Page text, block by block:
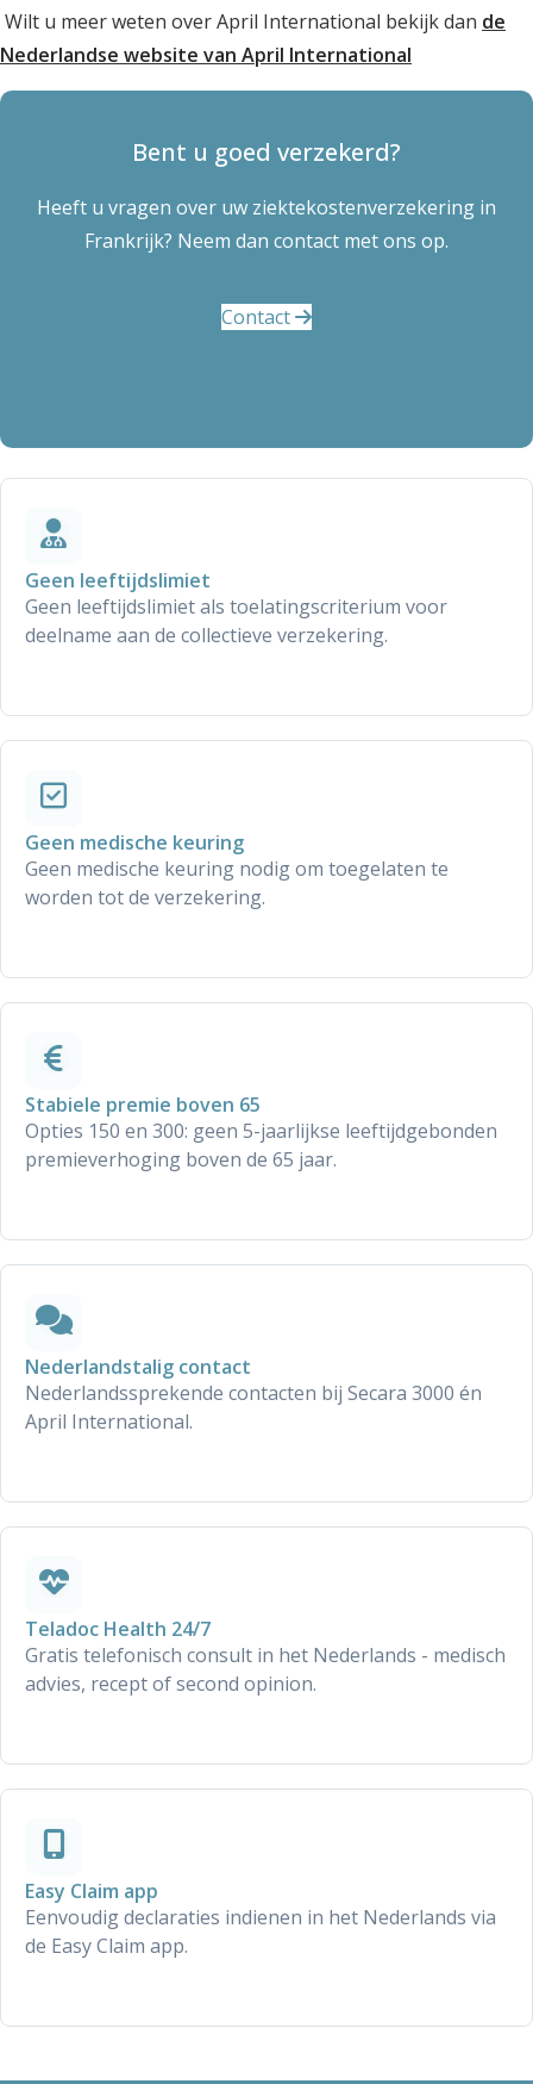
Wilt u meer weten over April International bekijk dan de
Nederlandse website van April International
Bent u goed verzekerd?
Heeft u vragen over uw ziektekostenverzekering in
Frankrijk? Neem dan contact met ons op.
Contact
Geen leeftijdslimiet
Geen leeftijdslimiet als toelatingscriterium voor
deelname aan de collectieve verzekering.
Geen medische keuring
Geen medische keuring nodig om toegelaten te
worden tot de verzekering.
Stabiele premie boven 65
Opties 150 en 300: geen 5-jaarlijkse leeftijdgebonden
premieverhoging boven de 65 jaar.
Nederlandstalig contact
Nederlandssprekende contacten bij Secara 3000 én
April International.
Teladoc Health 24/7
Gratis telefonisch consult in het Nederlands - medisch
advies, recept of second opinion.
Easy Claim app
Eenvoudig declaraties indienen in het Nederlands via
de Easy Claim app.